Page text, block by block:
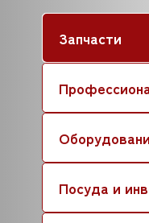
Запчасти
Посуда и